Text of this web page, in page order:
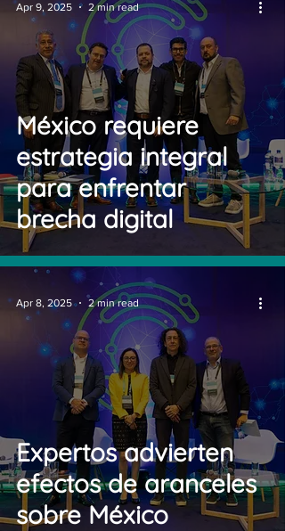
México requiere
estrategia integral
para enfrentar
brecha digital
Apr 9, 2025 2 min read
Expertos advierten
efectos de aranceles
sobre México
Apr 8, 2025 2 min read